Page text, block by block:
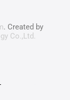
. Created by
Co.,Ltd.